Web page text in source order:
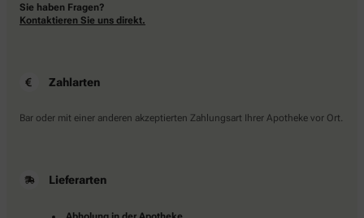
Sie haben Fragen?
Kontaktieren Sie uns direkt.
Zahlarten
Bar oder mit einer anderen akzeptierten Zahlungsart Ihrer Apotheke vor Ort.
Lieferarten